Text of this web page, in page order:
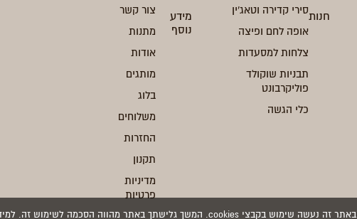
באתר זה נעשה שימוש בקבצי cookies. המשך גלישתך באתר מהווה הסכמה לשימוש זה. למידע נוסף עיין בתנאי השימוש
חנותסירי קדירה וטאג'ין
אופה לחם ופיצה
צלחות למסעדות
תבניות שוקולד
פוליקרבונט
כלי הגשה
מידע
נוסף
צור קשר
מתנות
אודות
מותגים
בלוג
משלוחים
החזרות
תקנון
מדיניות
פרטיות